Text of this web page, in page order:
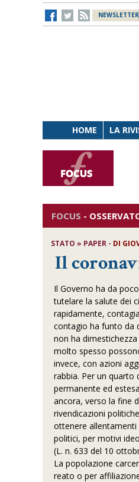
NEWSLETTER
HOME LA
FOCUS -
STATO » PAPER - DI
Il
Il Governo ha da
tutelare la salute dei
rapidamente,
contagio ha funto da
non ha
molto spesso
invece, con azioni
rabbia. Per un
permanente ed
ancora, verso la fine
rivendicazioni
ottenere allentamenti
politici, per motivi
(L. n. 633 del 10
La popolazione
reato o per